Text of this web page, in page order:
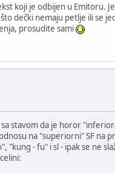
koji je odbijen u Emitoru.
dečki nemaju petlje ili se
prosudite sami
sa stavom da je horor
na "superiorni" SF na
"kung - fu" i sl - ipak se ne